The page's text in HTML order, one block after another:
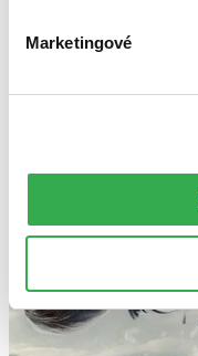
Marketingové